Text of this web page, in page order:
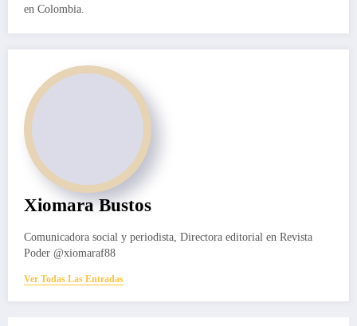
en Colombia.
Xiomara Bustos
Comunicadora social y periodista, Directora editorial en Revista
Poder @xiomaraf88
Ver Todas Las Entradas